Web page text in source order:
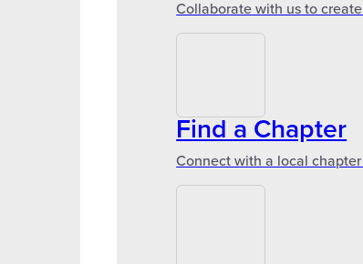
Collaborate with us to
Find a Chapter
Connect with a local